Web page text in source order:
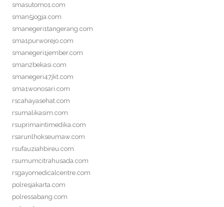
smasutomo1.com
sman5jogja.com
smanegeri1tangerang.com
sma1purworejo.com
smanegeri1jember.com
sman2bekasi.com
smanegeri47jkt.com
sma1wonosari.com
rscahayasehat.com
rsumalikasim.com
rsuprimaintimedika.com
rsarunlhokseumaw.com
rsufauziahbireu.com
rsumumcitrahusada.com
rsgayomedicalcentre.com
polresjakarta.com
polressabang.com